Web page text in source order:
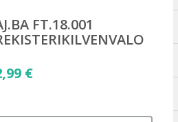
FT.18.001
€